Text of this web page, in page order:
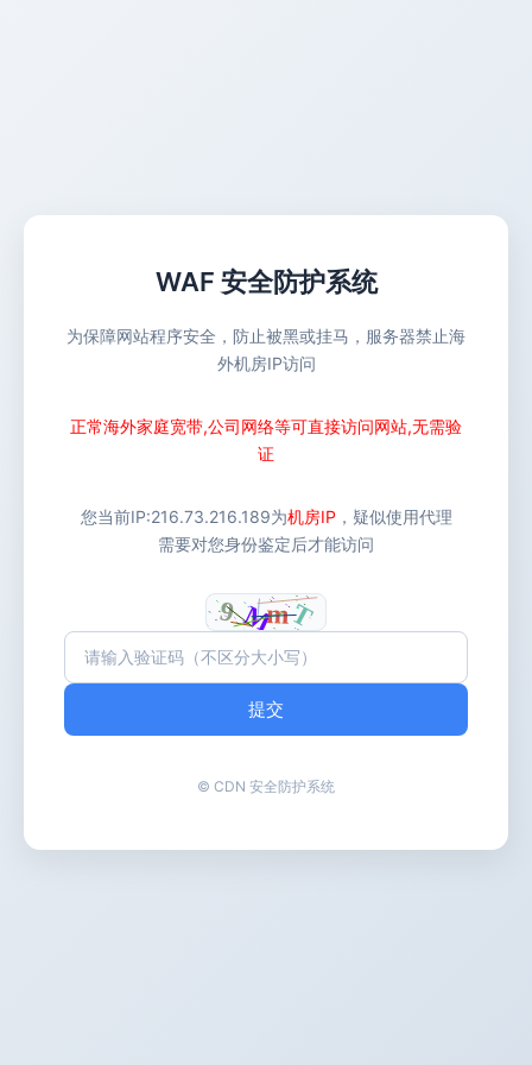
WAF 安全防护系统
为保障网站程序安全，防止被黑或挂马，服务器禁止海
外机房IP访问
正常海外家庭宽带,公司网络等可直接访问网站,无需验
证
您当前IP:216.73.216.189为机房IP ，疑似使用代理
需要对您身份鉴定后才能访问
提交
© CDN 安全防护系统